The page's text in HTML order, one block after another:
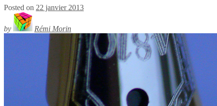
Posted on 22 janvier 2013
by Rémi Morin